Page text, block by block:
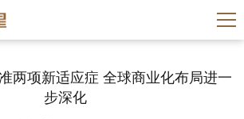
两项新适应症 全球商业化布局进一
步深化